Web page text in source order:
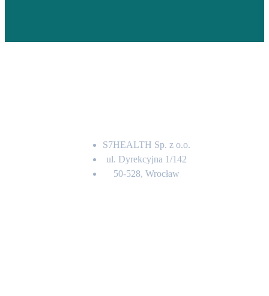
S7HEALTH Sp. z o.o.
ul. Dyrekcyjna 1/142
50-528, Wrocław